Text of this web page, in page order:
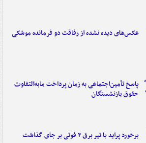
عکس‌های دیده نشده از رفاقت دو فرمانده‌ موشکی
پاسخ تأمین‌اجتماعی به زمان پرداخت مابه‌التفاوت
حقوق بازنشستگان
برخورد پراید با تیر برق ۲ فوتی بر جای گذاشت